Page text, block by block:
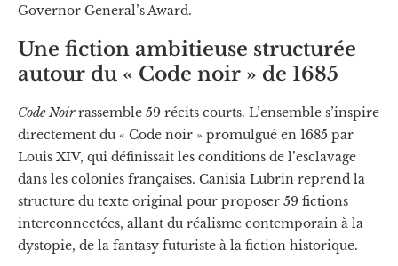
Governor General’s Award.
Une fiction ambitieuse structurée
autour du « Code noir » de 1685
Code Noirrassemble 59 récits courts. L’ensemble s’inspire
directement du « Code noir » promulgué en 1685 par
Louis XIV, qui définissait les conditions de l’esclavage
dans les colonies françaises. Canisia Lubrin reprend la
structure du texte original pour proposer 59 fictions
interconnectées, allant du réalisme contemporain à la
dystopie, de la fantasy futuriste à la fiction historique.